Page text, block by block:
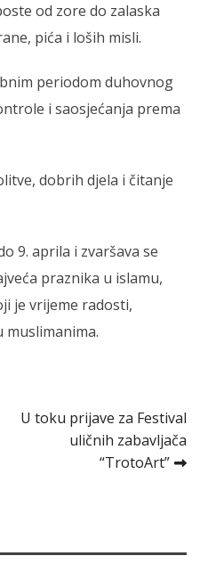
od zore do zalaska
pića i loših misli.
periodom duhovnog
i saosjećanja prema
dobrih djela i čitanje
9. aprila i zvaršava se
praznika u islamu,
je vrijeme radosti,
muslimanima.
U toku prijave za Festival
uličnih zabavljača
“TrotoArt”